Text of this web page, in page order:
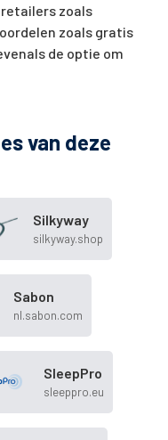
zoals
zoals gratis
de optie om
van deze
Silkyway
silkyway.shop
Sabon
nl.sabon.com
SleepPro
sleeppro.eu